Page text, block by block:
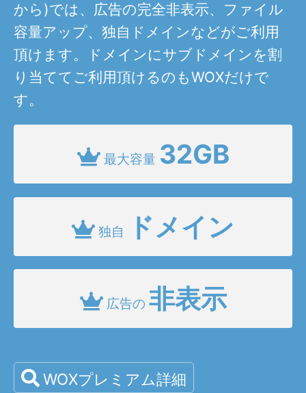
から)では、広告の完全非表示、ファイル
容量アップ、独自ドメインなどがご利用
頂けます。ドメインにサブドメインを割
り当ててご利用頂けるのもWOXだけで
す。
最大容量 32GB
独自 ドメイン
広告の 非表示
WOXプレミアム詳細